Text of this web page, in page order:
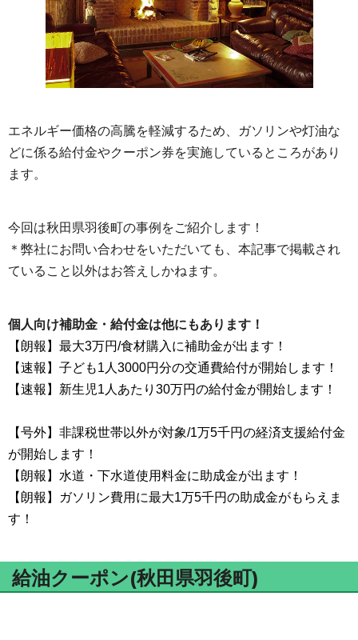
エネルギー価格の高騰を軽減するため、ガソリンや灯油な
どに係る給付金やクーポン券を実施しているところがあり
ます。
今回は秋田県羽後町の事例をご紹介します！
＊弊社にお問い合わせをいただいても、本記事で掲載され
ていること以外はお答えしかねます。
個人向け補助金・給付金は他にもあります！
【朗報】最大3万円/食材購入に補助金が出ます！
【速報】子ども1人3000円分の交通費給付が開始します！
【速報】新生児1人あたり30万円の給付金が開始します！
【号外】非課税世帯以外が対象/1万5千円の経済支援給付金
が開始します！
【朗報】水道・下水道使用料金に助成金が出ます！
【朗報】ガソリン費用に最大1万5千円の助成金がもらえま
す！
給油クーポン(秋田県羽後町)